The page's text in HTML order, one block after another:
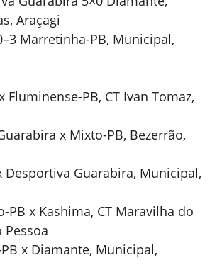
Araçagi
Marretinha-PB, Municipal,
Fluminense-PB, CT Ivan Tomaz,
x Mixto-PB, Bezerrão,
Desportiva Guarabira, Municipal,
PB x Kashima, CT Maravilha do
Pessoa
x Diamante, Municipal,